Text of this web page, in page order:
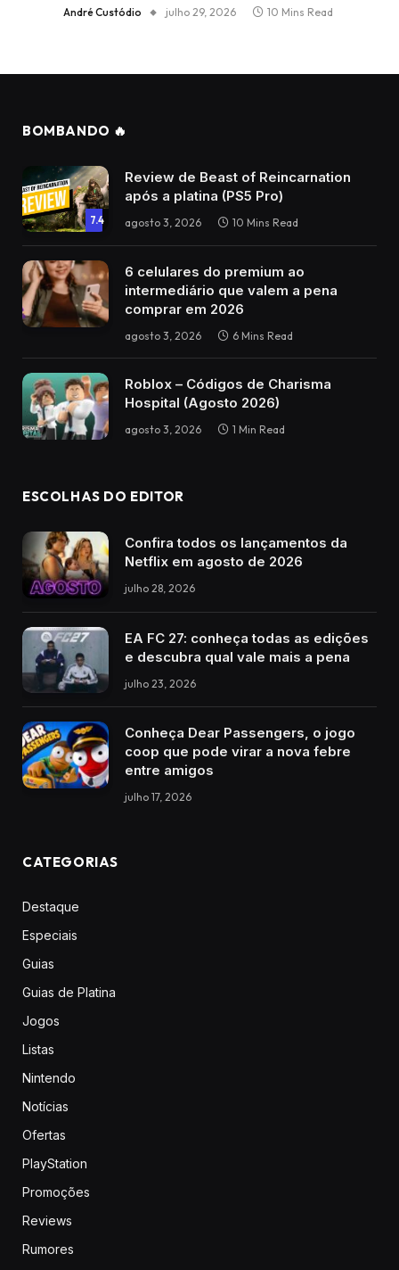
André Custódio julho 29, 2026 10 Mins Read
BOMBANDO 🔥
7.4
Review de Beast of Reincarnation
após a platina (PS5 Pro)
agosto 3, 2026 10 Mins Read
6 celulares do premium ao
intermediário que valem a pena
comprar em 2026
agosto 3, 2026 6 Mins Read
Roblox – Códigos de Charisma
Hospital (Agosto 2026)
agosto 3, 2026 1 Min Read
ESCOLHAS DO EDITOR
Confira todos os lançamentos da
Netflix em agosto de 2026
julho 28, 2026
EA FC 27: conheça todas as edições
e descubra qual vale mais a pena
julho 23, 2026
Conheça Dear Passengers, o jogo
coop que pode virar a nova febre
entre amigos
julho 17, 2026
CATEGORIAS
Destaque
Especiais
Guias
Guias de Platina
Jogos
Listas
Nintendo
Notícias
Ofertas
PlayStation
Promoções
Reviews
Rumores